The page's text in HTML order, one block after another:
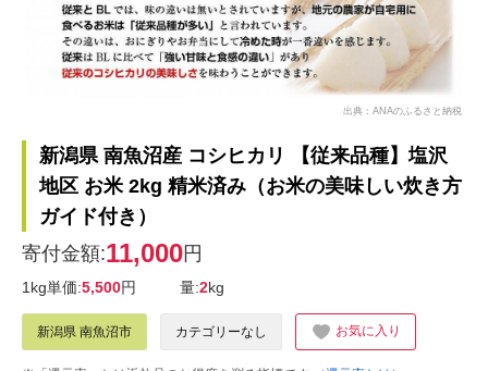
出典：ANAのふるさと納税
新潟県 南魚沼産 コシヒカリ 【従来品種】塩沢
地区 お米 2kg 精米済み（お米の美味しい炊き方
ガイド付き）
寄付金額:11,000円
1kg単価:5,500円 量:2kg
新潟県 南魚沼市 カテゴリーなし お気に入り